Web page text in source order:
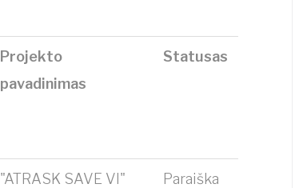
Projekto
pavadinimas
Statusas
"ATRASK SAVE VI"
Paraiška